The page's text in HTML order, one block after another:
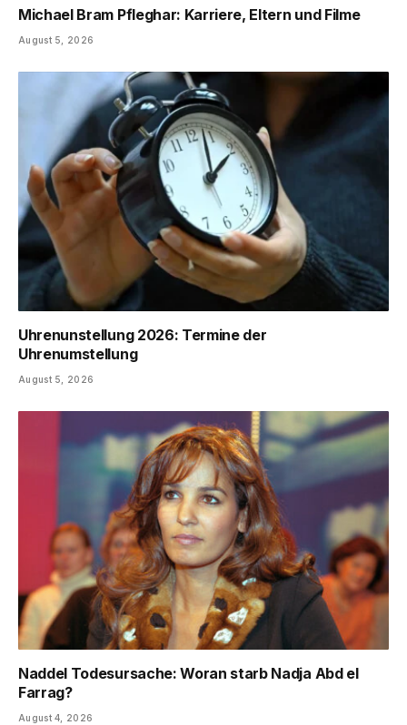
Michael Bram Pfleghar: Karriere, Eltern und Filme
August 5, 2026
Uhrenunstellung 2026: Termine der
Uhrenumstellung
August 5, 2026
Naddel Todesursache: Woran starb Nadja Abd el
Farrag?
August 4, 2026